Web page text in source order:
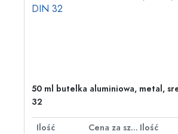
50 ml butelka aluminiowa, metal,
32
Ilość Cena za sztukę Ilość